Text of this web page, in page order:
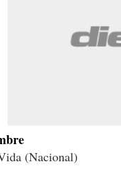
(Nacional)